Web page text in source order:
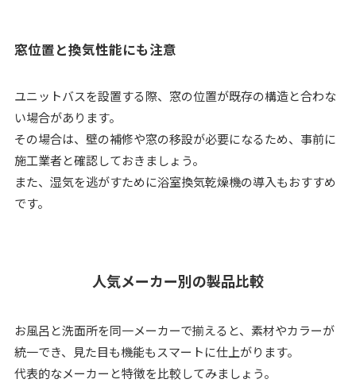
窓位置と換気性能にも注意
ユニットバスを設置する際、窓の位置が既存の構造と合わな
い場合があります。
その場合は、壁の補修や窓の移設が必要になるため、事前に
施工業者と確認しておきましょう。
また、湿気を逃がすために浴室換気乾燥機の導入もおすすめ
です。
人気メーカー別の製品比較
お風呂と洗面所を同一メーカーで揃えると、素材やカラーが
統一でき、見た目も機能もスマートに仕上がります。
代表的なメーカーと特徴を比較してみましょう。